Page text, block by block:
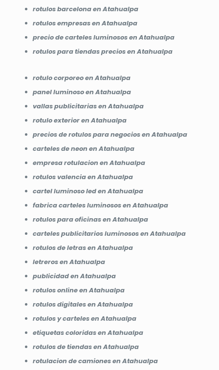
rotulos barcelona en Atahualpa
rotulos empresas en Atahualpa
precio de carteles luminosos en Atahualpa
rotulos para tiendas precios en Atahualpa
rotulo corporeo en Atahualpa
panel luminoso en Atahualpa
vallas publicitarias en Atahualpa
rotulo exterior en Atahualpa
precios de rotulos para negocios en Atahualpa
carteles de neon en Atahualpa
empresa rotulacion en Atahualpa
rotulos valencia en Atahualpa
cartel luminoso led en Atahualpa
fabrica carteles luminosos en Atahualpa
rotulos para oficinas en Atahualpa
carteles publicitarios luminosos en Atahualpa
rotulos de letras en Atahualpa
letreros en Atahualpa
publicidad en Atahualpa
rotulos online en Atahualpa
rotulos digitales en Atahualpa
rotulos y carteles en Atahualpa
etiquetas coloridas en Atahualpa
rotulos de tiendas en Atahualpa
rotulacion de camiones en Atahualpa